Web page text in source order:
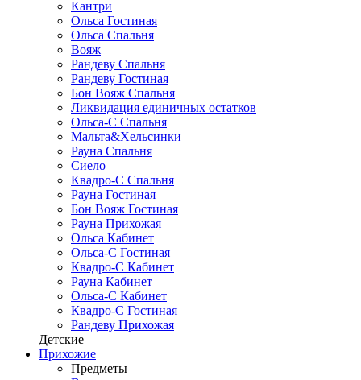
Кантри
Ольса Гостиная
Ольса Спальня
Вояж
Рандеву Спальня
Рандеву Гостиная
Бон Вояж Спальня
Ликвидация единичных остатков
Ольса-С Спальня
Мальта&Хельсинки
Рауна Спальня
Сиело
Квадро-С Спальня
Рауна Гостиная
Бон Вояж Гостиная
Рауна Прихожая
Ольса Кабинет
Ольса-С Гостиная
Квадро-С Кабинет
Рауна Кабинет
Ольса-С Кабинет
Квадро-С Гостиная
Рандеву Прихожая
Детские
Прихожие
Предметы